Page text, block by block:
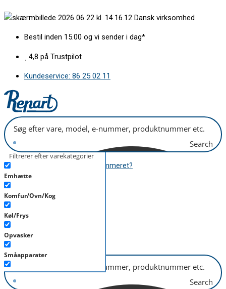
til
Dansk virksomhed
Bestil inden 15.00 og vi sender i dag*
4,8 på Trustpilot
Kundeservice: 86 25 02 11
Search
Filtrerer efter varekategorier
Emhætte
Komfur/Ovn/Kog
Køl/Frys
Opvasker
Småapparater
Støvsuger
Hvor finder jeg modelnummeret?
kr.0,00 0 Kurv
B2B
Search
for